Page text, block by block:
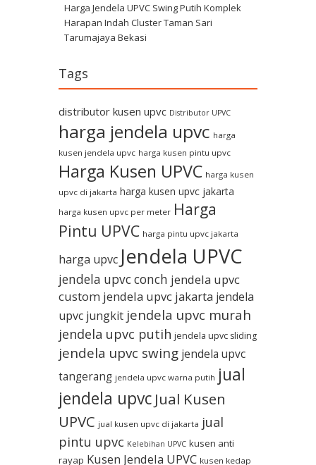
Harga Jendela UPVC Swing Putih Komplek
Harapan Indah Cluster Taman Sari
Tarumajaya Bekasi
Tags
distributor kusen upvc Distributor UPVC
harga jendela upvc harga
kusen jendela upvc harga kusen pintu upvc
Harga Kusen UPVC harga kusen
upvc di jakarta harga kusen upvc jakarta
harga kusen upvc per meter Harga
Pintu UPVC harga pintu upvc jakarta
harga upvc Jendela UPVC
jendela upvc conch jendela upvc
custom jendela upvc jakarta jendela
upvc jungkit jendela upvc murah
jendela upvc putih jendela upvc sliding
jendela upvc swing jendela upvc
tangerang jendela upvc warna putih jual
jendela upvc Jual Kusen
UPVC jual kusen upvc di jakarta jual
pintu upvc Kelebihan UPVC kusen anti
rayap Kusen Jendela UPVC kusen kedap